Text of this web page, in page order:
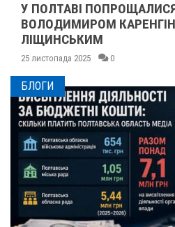
У ПОЛТАВІ ПОПРОЩАЛИСЯ
ВОЛОДИМИРОМ
ЛІЩИНСЬКИМ
25 листопада 2025 0
БЛОГИ